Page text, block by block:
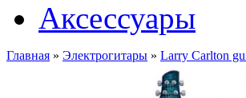
Аксессуары
Главная » Электрогитары » Larry Carlton